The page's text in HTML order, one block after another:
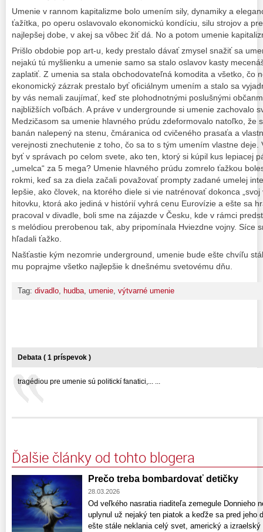
Umenie v rannom kapitalizme bolo umením sily, dynamiky a
ťažítka, po operu oslavovalo ekonomickú kondíciu, silu strojov a
najlepšej dobe, v akej sa vôbec žiť dá. No a potom umenie
Prišlo obdobie pop art-u, kedy prestalo dávať zmysel snažiť sa
nejakú tú myšlienku a umenie samo sa stalo oslavov kasty
zaplatiť. Z umenia sa stala obchodovateľná komodita a všetko, čo
ekonomický zázrak prestalo byť oficiálnym umením a stalo sa
by vás nemali zaujímať, keď ste plohodnotnými poslušnými
najbližších voľbách. A práve v undergrounde si umenie zachovalo
Medzičasom sa umenie hlavného prúdu zdeformovalo natoľko, že
banán nalepený na stenu, čmáranica od cvičeného prasaťa a
verejnosti znechutenie z toho, čo sa to s tým umením vlastne deje.
byť v správach po celom svete, ako ten, ktorý si kúpil kus lepiacej
„umelca“ za 5 mega? Umenie hlavného prúdu zomrelo ťažkou
rokmi, keď sa za diela začali považovať prompty zadané umelej
lepšie, ako človek, na ktorého diele si vie natrénovať dokonca
hitovku, ktorá ako jediná v histórií vyhrá cenu Eurovízie a ešte sa
pracoval v divadle, boli sme na zájazde v Česku, kde v rámci
s melódiou prerobenou tak, aby pripomínala Hviezdne vojny. Síce
hľadali ťažko.
Našťastie kým nezomrie underground, umenie bude ešte chvíľu
mu poprajme všetko najlepšie k dnešnému svetovému dňu.
Tag: divadlo, hudba, umenie, výtvarné umenie
Debata ( 1 príspevok )
tragédiou pre umenie sú politickí fanatici,... ...
Ďalšie články od tohto blogera
Prečo treba bombardovať detičky
28.03.2026
Od veľkého nasratia riaditeľa zemegule Donnieho
uplynul už nejaký ten piatok a keďže sa pred jeho
ešte stále neklania celý svet, americký a